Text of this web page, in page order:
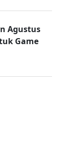
Agustus
Game